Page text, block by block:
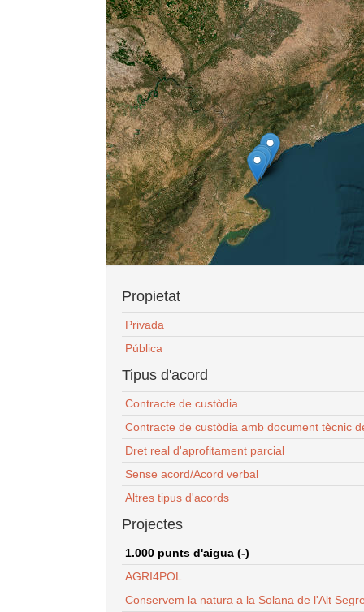
Propietat
Privada
Pública
Tipus d'acord
Contracte de custòdia
Contracte de custòdia amb document tècnic
Dret real d'aprofitament parcial
Sense acord/Acord verbal
Altres tipus d'acords
Projectes
1.000 punts d'aigua (-)
AGRI4POL
Conservem la natura a la Solana de l'Alt